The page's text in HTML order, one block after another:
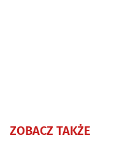
ZOBACZ TAKŻE